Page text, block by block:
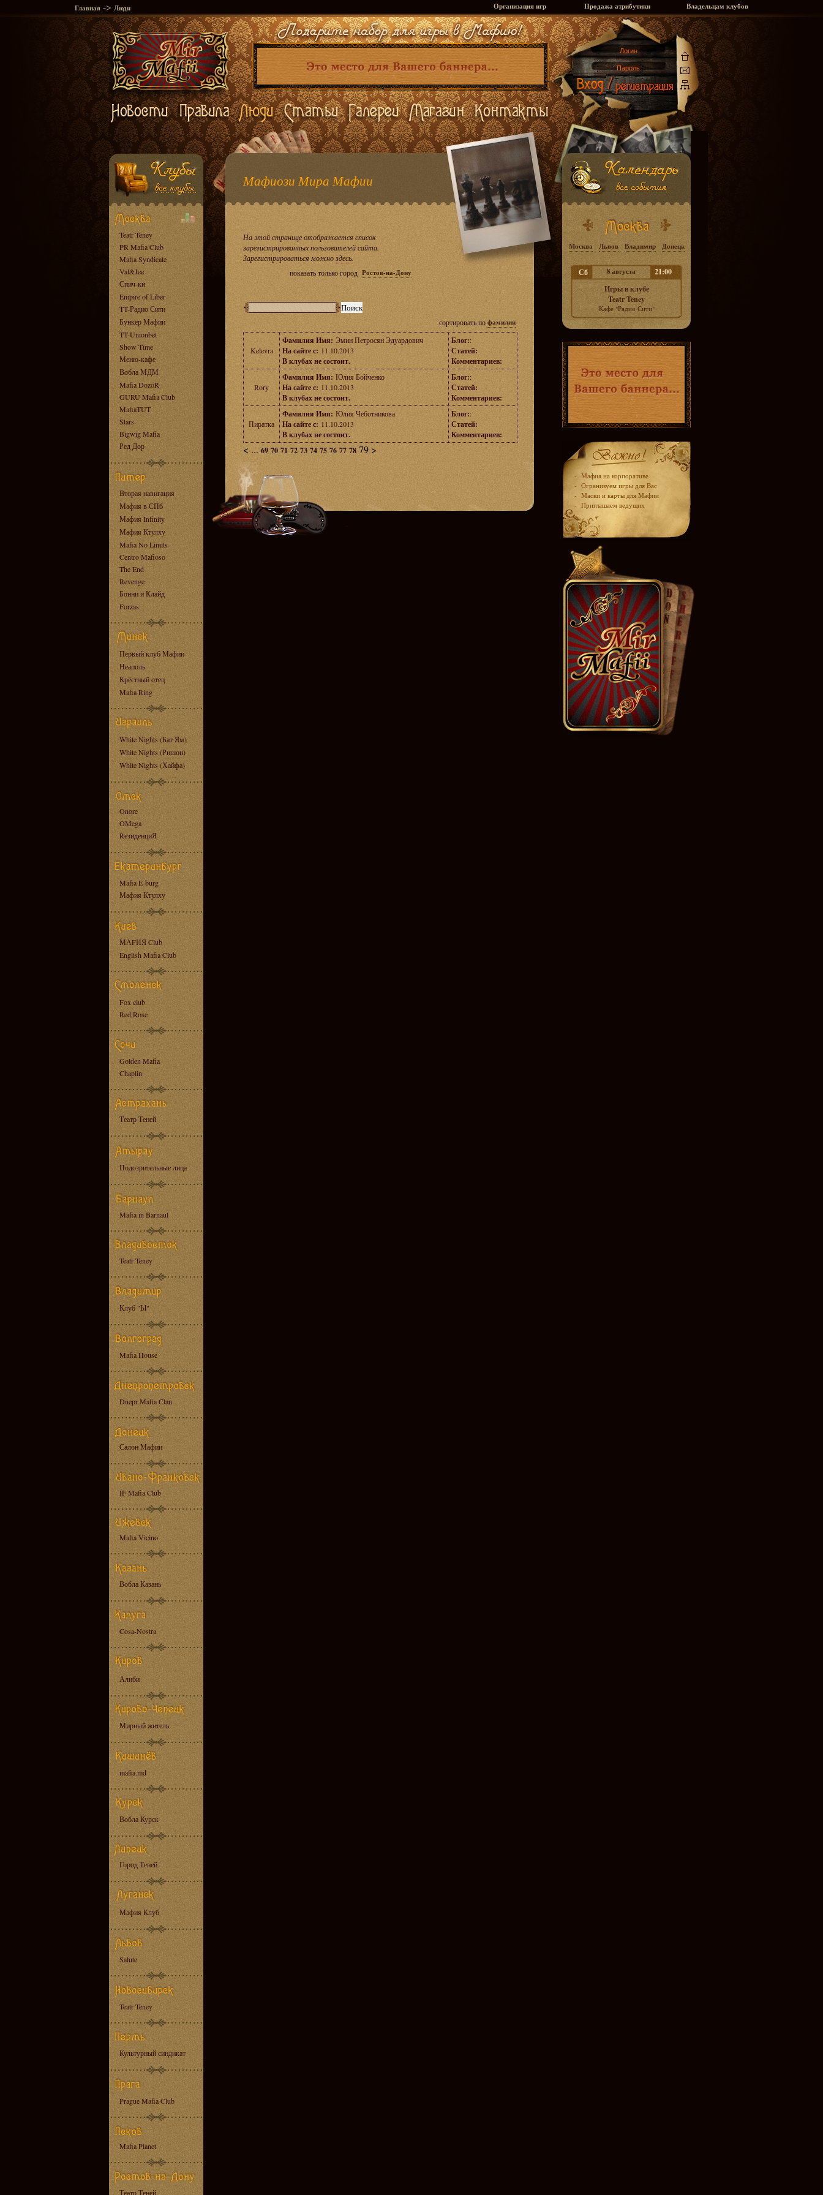
Главная -> Люди Организация игр Продажа атрибутики Владельцам клубов
Teatr Teney
PR Mafia Club
Mafia Syndicate
Val&Jee
Спич-ки
Empire of Liber
TT-Радио Сити
Бункер Мафии
TT-Unionbet
Show Time
Меню-кафе
Вобла МДМ
Mafia DozoR
GURU Mafia Club
MafiaTUT
Stars
Bigwig Mafia
Ред Дор
Вторая навигация
Мафия в СПб
Мафия Infinity
Мафия Ктулху
Mafia No Limits
Centro Mafioso
The End
Revenge
Бонни и Клайд
Forzas
Первый клуб Мафии
Неаполь
Крёстный отец
Mafia Ring
White Nights (Бат Ям)
White Nights (Ришон)
White Nights (Хайфа)
Onore
OMega
RезиденциЯ
Mafia E-burg
Мафия Ктулху
МАFИЯ Club
English Mafia Club
Fox club
Red Rose
Golden Mafia
Chaplin
Театр Теней
Подозрительные лица
Mafia in Barnaul
Teatr Teney
Клуб "Ы"
Mafia House
Dnepr Mafia Clan
Салон Мафии
IF Mafia Club
Mafia Vicino
Вобла Казань
Cosa-Nostra
Алиби
Мирный житель
mafia.md
Вобла Курск
Город Теней
Мафия Клуб
Salute
Teatr Teney
Культурный синдикат
Prague Mafia Club
Mafia Planet
Театр Теней
Мафиози Мира Мафии
На этой странице отображается список
зарегистрированных пользователей сайта.
Зарегистрироваться можноздесь.
показать только город Ростов-на-Дону
сортировать пофамилии
Kelevra
Фамилия Имя: Эмин Петросян Эдуардович
На сайте с: 11.10.2013
В клубах не состоит.
Блог::
Статей:
Комментариев:
Rory
Фамилия Имя: Юлия Бойченко
На сайте с: 11.10.2013
В клубах не состоит.
Блог::
Статей:
Комментариев:
Пиратка
Фамилия Имя: Юлия Чеботникова
На сайте с: 11.10.2013
В клубах не состоит.
Блог::
Статей:
Комментариев:
< ...69 70 71 72 73 74 75 76 77 78 79 >
Москва Львов Владимир Донецк
Сб 8 августа
21:00
Игры в клубе
Teatr Teney
Кафе "Радио Сити"
- Мафия на корпоративе
- Огранизуем игры для Вас
- Маски и карты для Мафии
- Приглашаем ведущих